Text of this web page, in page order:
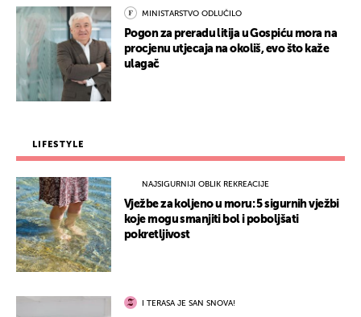
MINISTARSTVO ODLUČILO
Pogon za preradu litija u Gospiću mora na
procjenu utjecaja na okoliš, evo što kaže
ulagač
LIFESTYLE
NAJSIGURNIJI OBLIK REKREACIJE
Vježbe za koljeno u moru: 5 sigurnih vježbi
koje mogu smanjiti bol i poboljšati
pokretljivost
I TERASA JE SAN SNOVA!